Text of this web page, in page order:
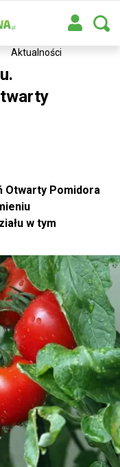
Aktualności
Otwarty Pomidora
w tym